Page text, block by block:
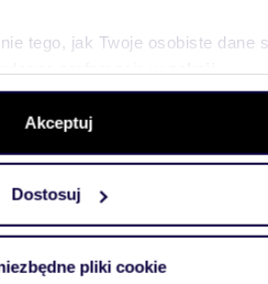
tego, jak Twoje osobiste dane
plików cookie możesz zmienić
chwili.
i analizować ruch w
jak korzystasz z naszej witryny,
połączyć te informacje z
Akceptuj
Dostosuj
pliki cookie
42m